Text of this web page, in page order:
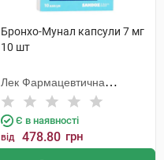
Бронхо-Мунал капсули 7 мг
10 шт
Лек Фармацевтична
компанія
Є в наявності
від 478.80 грн